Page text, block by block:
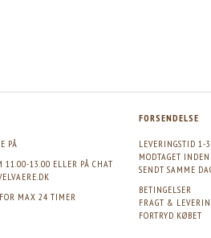
PÅ
13.00 ELLER PÅ CHAT
MAX 24 TIMER
FORSENDELSE
LEVERINGSTID 1-
MODTAGET
SENDT SAMME
BETINGELSER
FRAGT &
FORTRYD KØBET